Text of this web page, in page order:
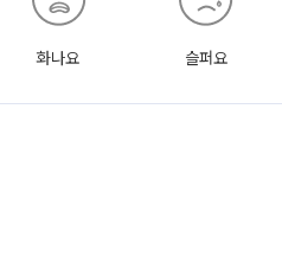
화나요 슬퍼요